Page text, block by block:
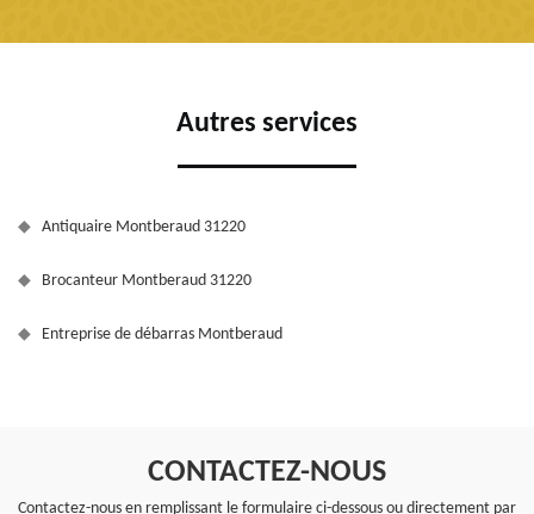
Autres services
Antiquaire Montberaud 31220
Brocanteur Montberaud 31220
Entreprise de débarras Montberaud
CONTACTEZ-NOUS
Contactez-nous en remplissant le formulaire ci-dessous ou directement par